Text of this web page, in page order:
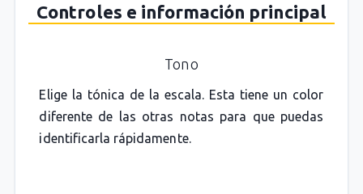
Controles e información principal
Tono
Elige la tónica de la escala. Esta tiene un color
diferente de las otras notas para que puedas
identificarla rápidamente.